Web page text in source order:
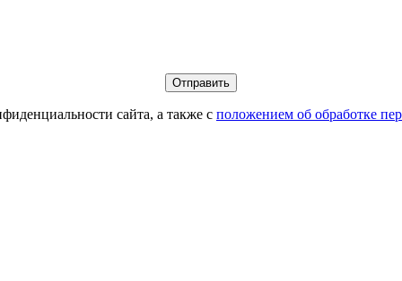
сайта, а также с положением об обработке